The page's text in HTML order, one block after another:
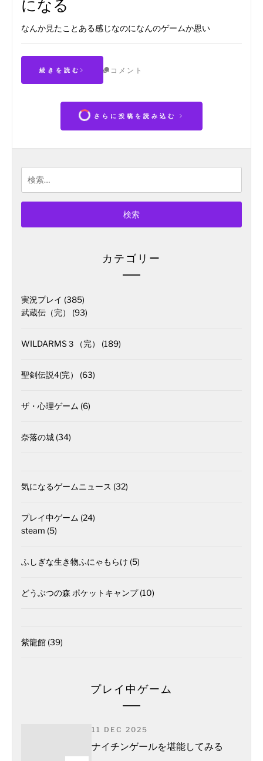
になる
なんか見たことある感じなのになんのゲームか思い
続きを読む コメント
さらに投稿を読み込む
索:
カテゴリー
実況プレイ (385)
武蔵伝（完）
(93)
WILDARMS３（完） (189)
聖剣伝説4(完） (63)
ザ・心理ゲーム (6)
奈落の城 (34)
気になるゲームニュース (32)
プレイ中ゲーム (24)
steam (5)
ふしぎな生き物ふにゃもらけ (5)
どうぶつの森 ポケットキャンプ(10)
紫龍館 (39)
プレイ中ゲーム
11 DEC 2025
ナイチンゲールを堪能してみる